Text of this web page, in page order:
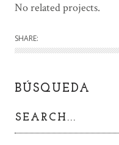
No related projects.
SHARE:
BÚSQUEDA